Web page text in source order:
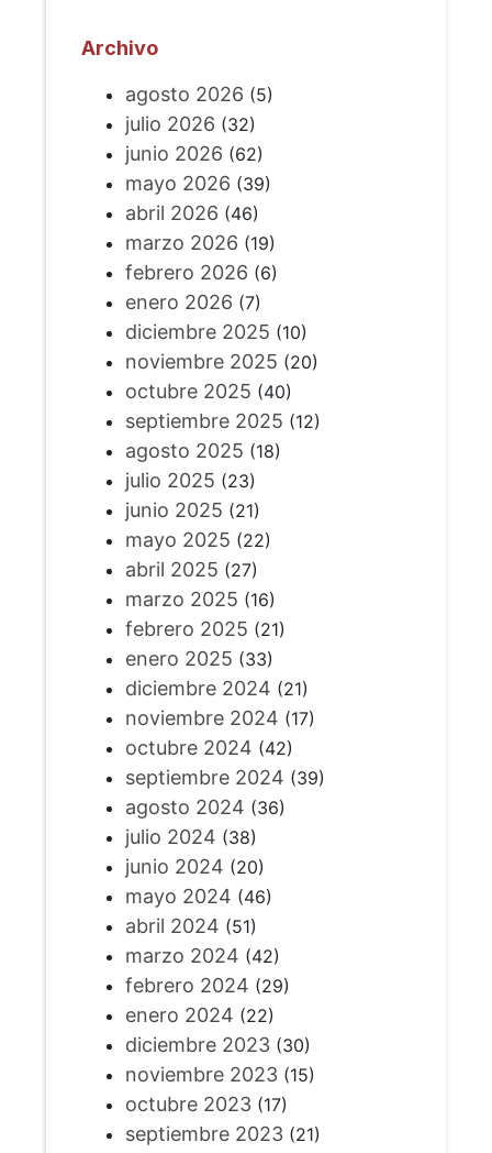
Archivo
agosto 2026 (5)
julio 2026 (32)
junio 2026 (62)
mayo 2026 (39)
abril 2026 (46)
marzo 2026 (19)
febrero 2026 (6)
enero 2026 (7)
diciembre 2025 (10)
noviembre 2025 (20)
octubre 2025 (40)
septiembre 2025 (12)
agosto 2025 (18)
julio 2025 (23)
junio 2025 (21)
mayo 2025 (22)
abril 2025 (27)
marzo 2025 (16)
febrero 2025 (21)
enero 2025 (33)
diciembre 2024 (21)
noviembre 2024 (17)
octubre 2024 (42)
septiembre 2024 (39)
agosto 2024 (36)
julio 2024 (38)
junio 2024 (20)
mayo 2024 (46)
abril 2024 (51)
marzo 2024 (42)
febrero 2024 (29)
enero 2024 (22)
diciembre 2023(30)
noviembre 2023(15)
octubre 2023(17)
septiembre 2023(21)